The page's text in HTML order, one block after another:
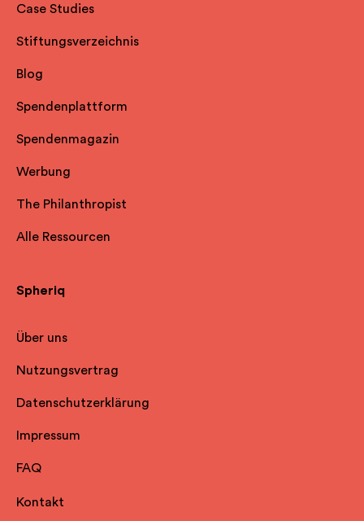
Case Studies
Stiftungsverzeichnis
Blog
Spendenplattform
Spendenmagazin
Werbung
The Philanthropist
Alle Ressourcen
Spheriq
Über uns
Nutzungsvertrag
Datenschutzerklärung
Impressum
FAQ
Kontakt